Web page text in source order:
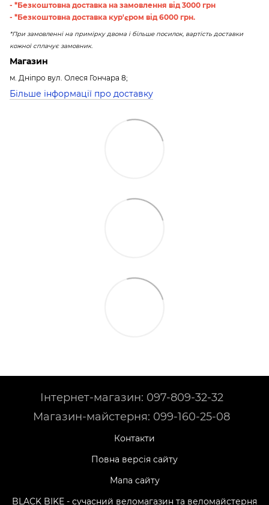
- *Безкоштовна доставка на замовлення від 3000 грн
- *Безкоштовна доставка кур'єром від 6000 грн.
*При замовленні на примірку двома і більше посилок, вартість доставки
кожної сплачує замовник.
Магазин
м. Дніпро вул. Олеся Гончара 8;
Більше інформації про доставку
Інтернет-магазин: 097-809-32-32
Магазин-майстерня: 099-160-25-08
Контакти
Повна версія сайту
Мапа сайту
BLACK BIKE - сучасний веломагазин та веломайстерня